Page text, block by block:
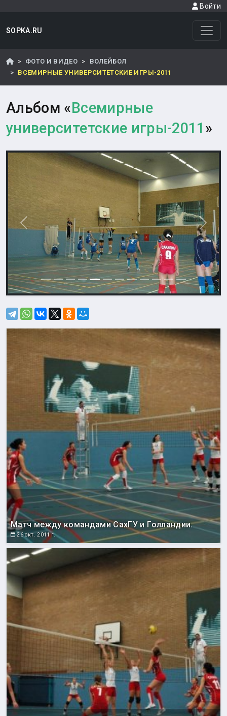
Войти
SOPKA.RU
ФОТО И ВИДЕО
ВОЛЕЙБОЛ
ВСЕМИРНЫЕ УНИВЕРСИТЕТСКИЕ ИГРЫ-2011
Альбом «Всемирные
университетские игры-2011 »
Назад
Матч между командами СахГУ и Голландии.
26 окт. 2011 г.